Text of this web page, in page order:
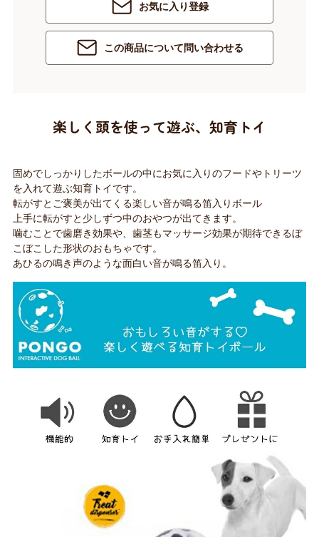
お気に入り登録
この商品について問い合わせる
楽しく頭を使って遊ぶ、知育トイ
固めでしっかりしたボールの中にお気に入りのフードやトリーツ
を入れて遊ぶ知育トイです。
転がすとご褒美が出てくる楽しい音が鳴る笛入りボール
上手に転がすと少しずつ中のおやつが出てきます。
噛むことで歯磨き効果や、歯茎もマッサージ効果が期待できるぼ
こぼこした形状のおもちゃです。
あひるの鳴き声のような面白い音が鳴る笛入り。